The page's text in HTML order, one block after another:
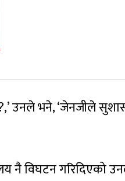
उनले भने, ‘जेनजीले
नै विघटन गरिदिएको